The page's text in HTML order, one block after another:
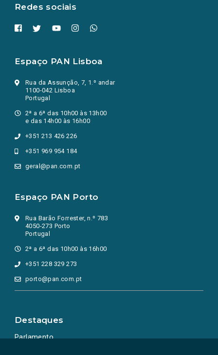
Redes sociais
Espaço PAN Lisboa
Rua da Assunção, 7, 1.º andar
1100-042 Lisboa
Portugal
2ª a 6ª das 10h00 às 13h00
e das 14h00 às 16h00
+351 213 426 226
+351 969 954 184
geral@pan.com.pt
Espaço PAN Porto
Rua Barão Forrester, n.º 783
4050-273 Porto
Portugal
2ª a 6ª das 10h00 às 16h00
+351 228 329 273
porto@pan.com.pt
Destaques
Parlamento